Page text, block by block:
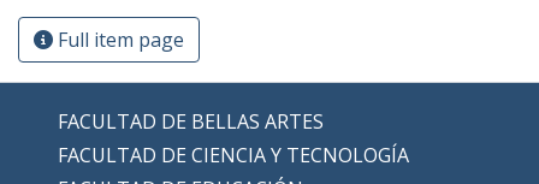
Full item page
FACULTAD DE BELLAS ARTES
FACULTAD DE CIENCIA Y TECNOLOGÍA